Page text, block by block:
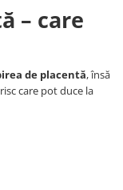
– care
de placentă, însă
care pot duce la